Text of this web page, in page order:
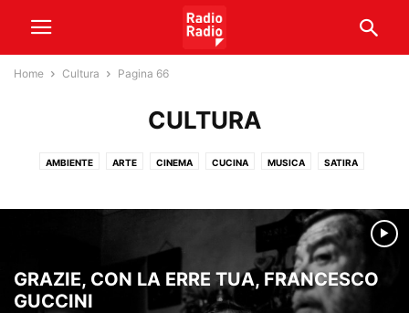
Home Cultura Pagina 66
CULTURA
AMBIENTE ARTE CINEMA CUCINA MUSICA SATIRA
GRAZIE, CON LA ERRE TUA, FRANCESCO
GUCCINI